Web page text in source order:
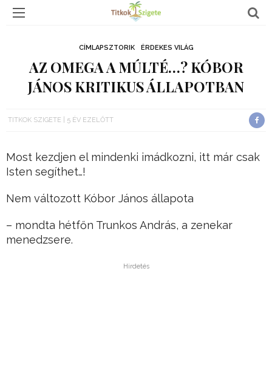
CÍMLAPSZTORIK ÉRDEKES VILÁG
AZ OMEGA A MÚLTÉ…? KÓBOR
JÁNOS KRITIKUS ÁLLAPOTBAN
TITKOK SZIGETE 5 ÉV EZELŐTT
Most kezdjen el mindenki imádkozni, itt már csak
Isten segíthet…!
Nem változott Kóbor János állapota
– mondta hétfőn Trunkos András, a zenekar
menedzsere.
Hirdetés